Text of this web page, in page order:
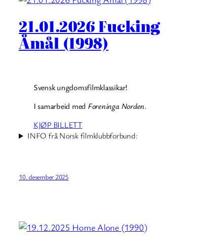
21.01.2026 Fucking
Åmål (1998)
Svensk ungdomsfilmklassikar!
I samarbeid med Foreninga Norden.
KJØP BILLETT
INFO frå Norsk filmklubbforbund:
10. desember 2025